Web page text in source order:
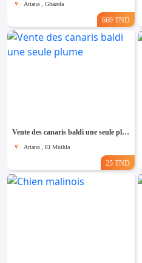
Ariana , Ghazela
660 TND
Vente des canaris baldi une seule plume
Ariana , El Mnihla
25 TND